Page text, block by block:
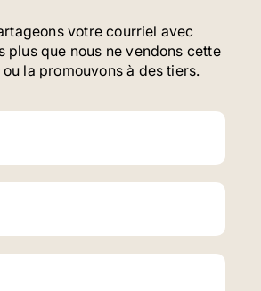
votre courriel avec
plus que nous ne vendons cette
la promouvons à des tiers.